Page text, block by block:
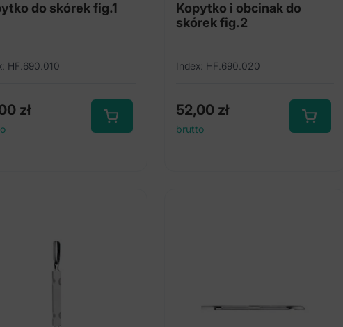
do skórek fig.1
HF.690.010
zł
Kopytko i obcinak do
skórek fig.2
Index: HF.690.020
52,00 zł
brutto